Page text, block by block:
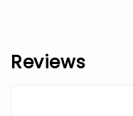
Reviews